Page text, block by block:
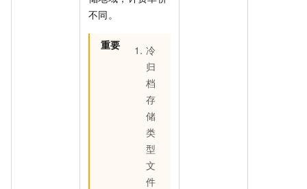
不同。
重要
冷
归
档
存
储
类
型
文
件